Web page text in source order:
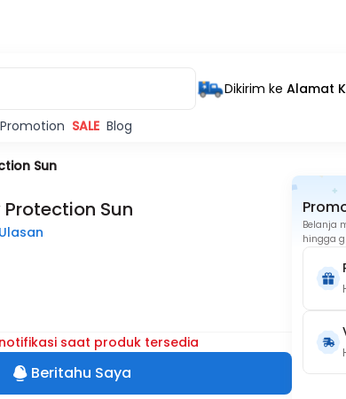
Dikirim ke Alamat
Promotion SALE Blog
Sun
Sun
notifikasi saat produk tersedia
Beritahu Saya
Belanja
hingga